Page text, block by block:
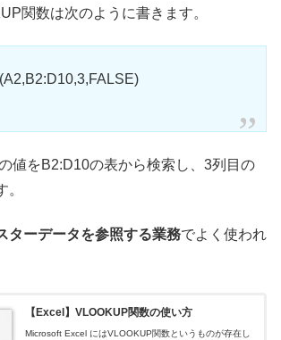
関数は次のように書きます。
値をB2:D10の表から検索し、3列目の
ターデータを参照する業務でよく使われ
【Excel】VLOOKUP関数の使い方
Microsoft Excel にはVLOOKUP関数というものが存在し